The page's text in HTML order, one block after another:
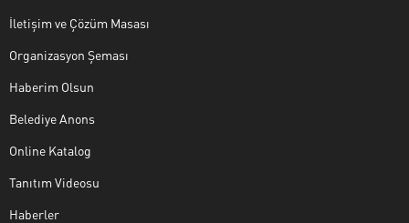
İletişim ve Çözüm Masası
Organizasyon Şeması
Haberim Olsun
Belediye Anons
Online Katalog
Tanıtım Videosu
Haberler